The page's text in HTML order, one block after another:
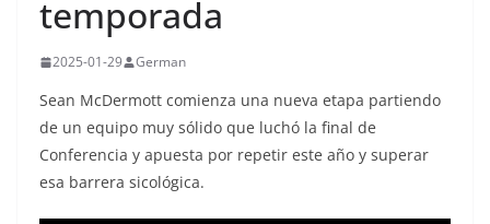
temporada
2025-01-29 German
Sean McDermott comienza una nueva etapa partiendo
de un equipo muy sólido que luchó la final de
Conferencia y apuesta por repetir este año y superar
esa barrera sicológica.